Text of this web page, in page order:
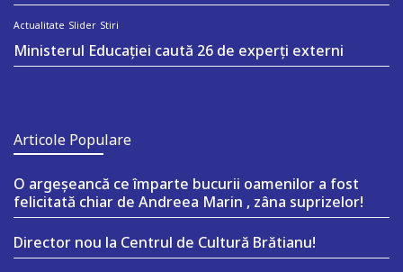
Actualitate Slider Stiri
Ministerul Educației caută 26 de experți externi
Articole Populare
O argeşeancă ce împarte bucurii oamenilor a fost
felicitată chiar de Andreea Marin , zâna suprizelor!
Director nou la Centrul de Cultură Brătianu!